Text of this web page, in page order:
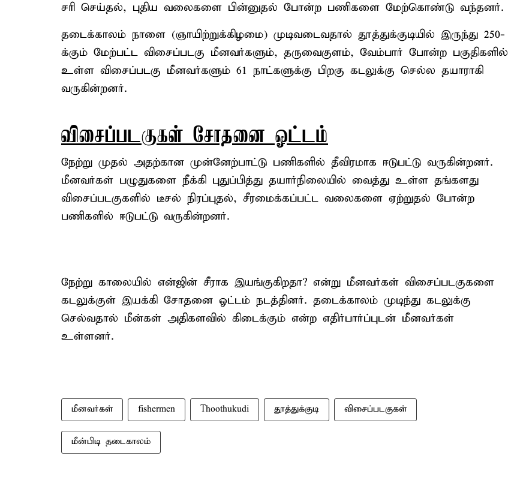
சரி செய்தல், புதிய வலைகளை பின்னுதல் போன்ற பணிகளை மேற்கொண்டு வந்தனர்.
தடைக்காலம் நாளை (ஞாயிற்றுக்கிழமை) முடிவடைவதால் தூத்துக்குடியில் இருந்து 250-
க்கும் மேற்பட்ட விசைப்படகு மீனவர்களும், தருவைகுளம், வேம்பார் போன்ற பகுதிகளில்
உள்ள விசைப்படகு மீனவர்களும் 61 நாட்களுக்கு பிறகு கடலுக்கு செல்ல தயாராகி
வருகின்றனர்.
விசைப்படகுகள் சோதனை ஓட்டம்
நேற்று முதல் அதற்கான முன்னேற்பாட்டு பணிகளில் தீவிரமாக ஈடுபட்டு வருகின்றனர்.
மீனவர்கள் பழுதுகளை நீக்கி புதுப்பித்து தயார்நிலையில் வைத்து உள்ள தங்களது
விசைப்படகுகளில் டீசல் நிரப்புதல், சீரமைக்கப்பட்ட வலைகளை ஏற்றுதல் போன்ற
பணிகளில் ஈடுபட்டு வருகின்றனர்.
நேற்று காலையில் என்ஜின் சீராக இயங்குகிறதா? என்று மீனவர்கள் விசைப்படகுகளை
கடலுக்குள் இயக்கி சோதனை ஓட்டம் நடத்தினர். தடைக்காலம் முடிந்து கடலுக்கு
செல்வதால் மீன்கள் அதிகளவில் கிடைக்கும் என்ற எதிர்பார்ப்புடன் மீனவர்கள்
உள்ளனர்.
மீனவர்கள் fishermen Thoothukudi தூத்துக்குடி விசைப்படகுகள்
மீன்பிடி தடைகாலம்